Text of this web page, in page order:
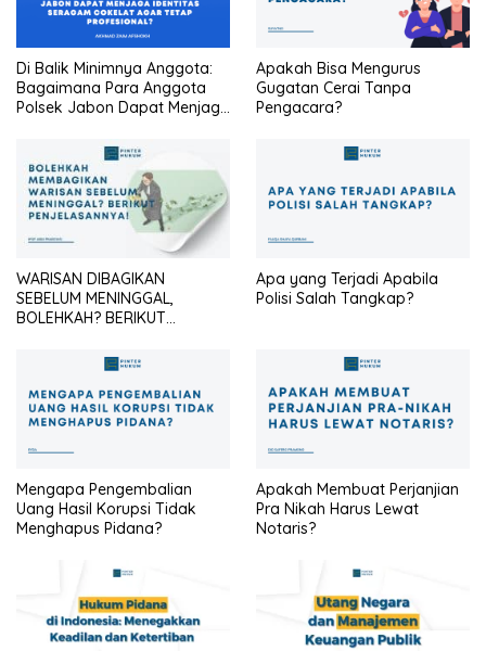
Di Balik Minimnya Anggota:
Bagaimana Para Anggota
Polsek Jabon Dapat Menjaga
Agar Tetap Profesional?
Apakah Bisa Mengurus
Gugatan Cerai Tanpa
Pengacara?
WARISAN DIBAGIKAN
SEBELUM MENINGGAL,
BOLEHKAH? BERIKUT
Apa yang Terjadi Apabila
Polisi Salah Tangkap?
Mengapa Pengembalian
Uang Hasil Korupsi Tidak
Menghapus Pidana?
Apakah Membuat Perjanjian
Pra Nikah Harus Lewat
Notaris?